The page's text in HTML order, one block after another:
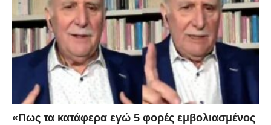
«Πως τα κατάφερα εγώ 5 φορές εμβoλιασμένος